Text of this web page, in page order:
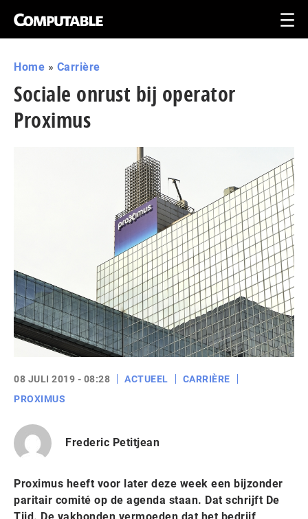
Home » Carrière
Sociale onrust bij operator
Proximus
08 JULI 2019 - 08:28 ACTUEEL
CARRIÈRE
PROXIMUS
Frederic Petitjean
Proximus heeft voor later deze week een bijzonder
paritair comité op de agenda staan. Dat schrijft De